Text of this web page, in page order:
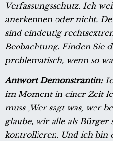
Verfassungsschutz. Ich
anerkennen oder nicht.
sind eindeutig
Beobachtung. Finden Sie
problematisch, wenn so
Antwort Demonstrantin:
im Moment in einer Zeit
muss ‚Wer sagt was, wer
glaube, wir alle als Bürger
kontrollieren. Und ich bin